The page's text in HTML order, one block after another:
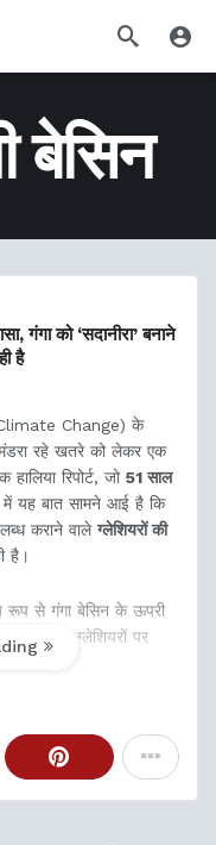
बेसिन
गंगा को ‘सदानीरा’ बनाने
है
Change) के
मंडरा रहे खतरे को लेकर एक
रिपोर्ट, जो 51 साल
यह बात सामने आई है कि
कराने वालेग्लेशियरों की
है।
से गंगा बेसिन के ऊपरी
क्षेत्र के ग्लेशियरों पर